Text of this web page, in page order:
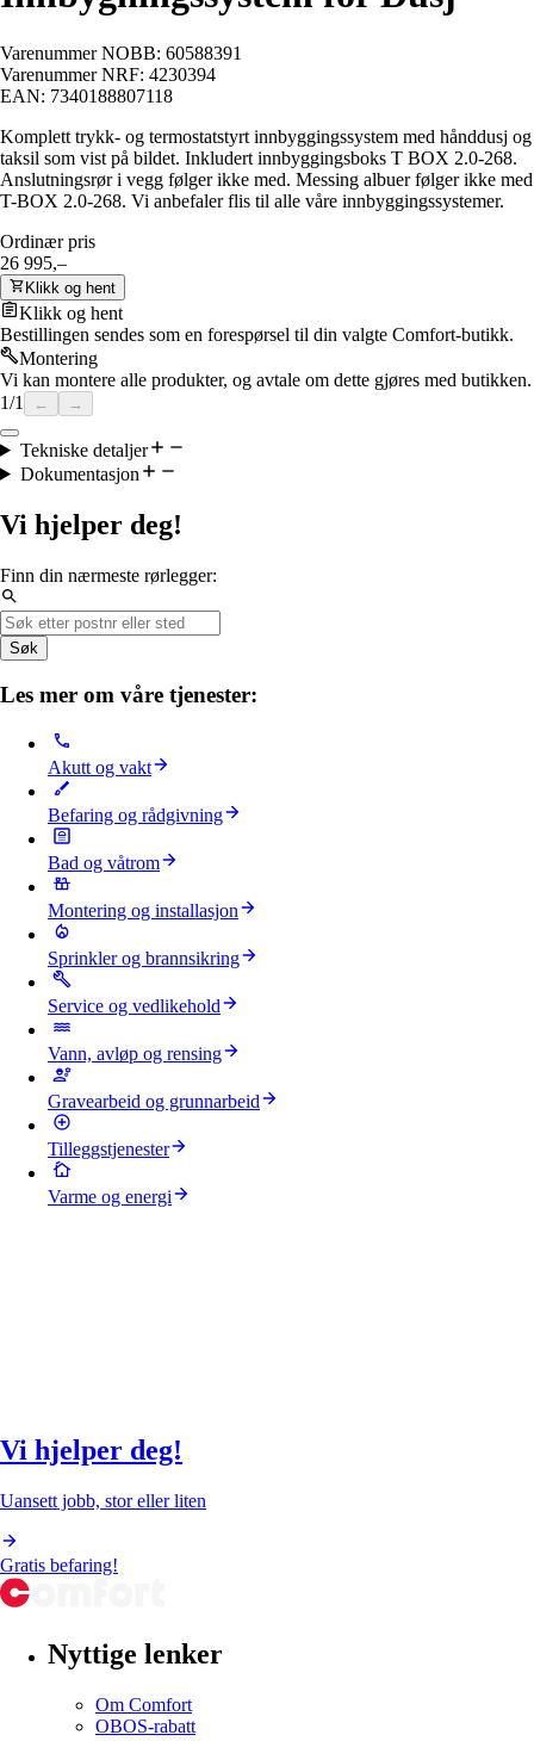
Varenummer NOBB: 60588391
Varenummer NRF: 4230394
EAN: 7340188807118
Komplett trykk- og termostatstyrt innbyggingssystem med hånddusj og
taksil som vist på bildet. Inkludert innbyggingsboks T BOX 2.0-268.
Anslutningsrør i vegg følger ikke med. Messing albuer følger ikke med
T-BOX 2.0-268. Vi anbefaler flis til alle våre innbyggingssystemer.
Ordinær pris
26 995,–
Klikk og hent
Klikk og hent
Bestillingen sendes som en forespørsel til din valgte Comfort-butikk.
Montering
Vi kan montere alle produkter, og avtale om dette gjøres med butikken.
1/1 ← →
Tekniske detaljer
Dokumentasjon
Vi hjelper deg!
Finn din nærmeste rørlegger:
Søk
Les mer om våre tjenester:
Akutt og vakt
Befaring og rådgivning
Bad og våtrom
Montering og installasjon
Sprinkler og brannsikring
Service og vedlikehold
Vann, avløp og rensing
Gravearbeid og grunnarbeid
Tilleggstjenester
Varme og energi
Vi hjelper deg!
Uansett jobb, stor eller liten
Gratis befaring!
Nyttige lenker
Om Comfort
OBOS-rabatt